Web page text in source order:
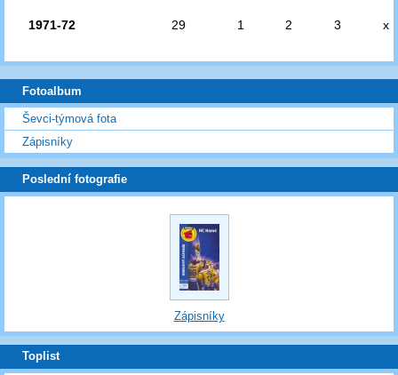
1971-72 29 1 2 3 x
Fotoalbum
Ševci-týmová fota
Zápisníky
Poslední fotografie
Zápisníky
Toplist